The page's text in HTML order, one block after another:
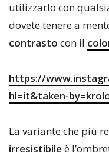
utilizzarlo con
dovete tenere a
contrasto con il
https://
hl=it&taken-
La variante che più
irresistibile è